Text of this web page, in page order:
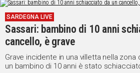
ORISTANO
SULCIS
GALLURA
OGLIASTRA
MEDIO
CAMPIDANO
SARDEGNA LIVE
Sassari: bambino di 10 anni
cancello, è grave
Grave incidente in una villetta nella zona
un bambino di 10 anni è stato